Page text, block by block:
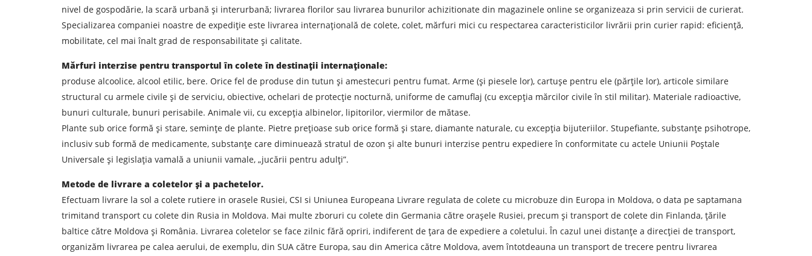
nivel de gospodărie, la scară urbană și interurbană; livrarea florilor sau livrarea bunurilor achizitionate din magazinele online se organizeaza si prin servicii de curierat.
Specializarea companiei noastre de expediție este livrarea internațională de colete, colet, mărfuri mici cu respectarea caracteristicilor livrării prin curier rapid: eficiență,
mobilitate, cel mai înalt grad de responsabilitate și calitate.
Mărfuri interzise pentru transportul în colete în destinații internaționale:
produse alcoolice, alcool etilic, bere. Orice fel de produse din tutun și amestecuri pentru fumat. Arme (și piesele lor), cartușe pentru ele (părțile lor), articole similare
structural cu armele civile și de serviciu, obiective, ochelari de protecție nocturnă, uniforme de camuflaj (cu excepția mărcilor civile în stil militar). Materiale radioactive,
bunuri culturale, bunuri perisabile. Animale vii, cu excepția albinelor, lipitorilor, viermilor de mătase.
Plante sub orice formă și stare, semințe de plante. Pietre prețioase sub orice formă și stare, diamante naturale, cu excepția bijuteriilor. Stupefiante, substanțe psihotrope,
inclusiv sub formă de medicamente, substanțe care diminuează stratul de ozon și alte bunuri interzise pentru expediere în conformitate cu actele Uniunii Poștale
Universale și legislația vamală a uniunii vamale, „jucării pentru adulți”.
Metode de livrare a coletelor și a pachetelor.
Efectuam livrare la sol a colete rutiere in orasele Rusiei, CSI si Uniunea Europeana Livrare regulata de colete cu microbuze din Europa in Moldova, o data pe saptamana
trimitand transport cu colete din Rusia in Moldova. Mai multe zboruri cu colete din Germania către orașele Rusiei, precum și transport de colete din Finlanda, țările
baltice către Moldova și România. Livrarea coletelor se face zilnic fără opriri, indiferent de țara de expediere a coletului. În cazul unei distanțe a direcției de transport,
organizăm livrarea pe calea aerului, de exemplu, din SUA către Europa, sau din America către Moldova, avem întotdeauna un transport de trecere pentru livrarea
Aflați despre costurile de expediere
Orașul de descărcare de gestiune Denumirea mărfii Data de descărcare
Tipul de transport Greutatea sarcinii, ( t ) Volumul încărcăturii